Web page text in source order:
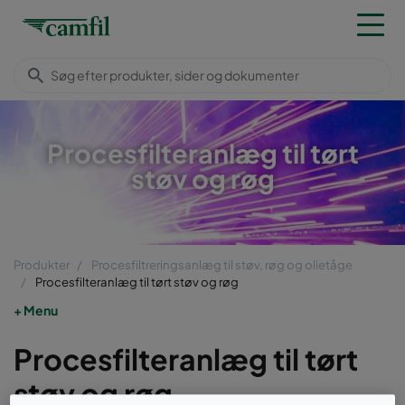
Procesfilteranlæg til tørt
støv og røg
Produkter
Procesfiltreringsanlæg til støv, røg og olietåge
Procesfilteranlæg til tørt støv og røg
Menu
Procesfilteranlæg til tørt
støv og røg